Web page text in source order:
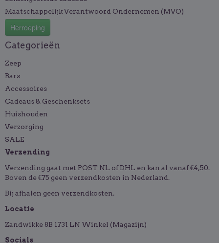
Maatschappelijk Verantwoord Ondernemen (MVO)
Herroeping
Categorieën
Zeep
Bars
Accessoires
Cadeaus & Geschenksets
Huishouden
Verzorging
SALE
Verzending
Verzending gaat met POST NL of DHL en kan al vanaf €4,50.
Boven de €75 geen verzendkosten in Nederland.
Bij afhalen geen verzendkosten.
Locatie
Zandwikke 8B 1731 LN Winkel (Magazijn)
Socials